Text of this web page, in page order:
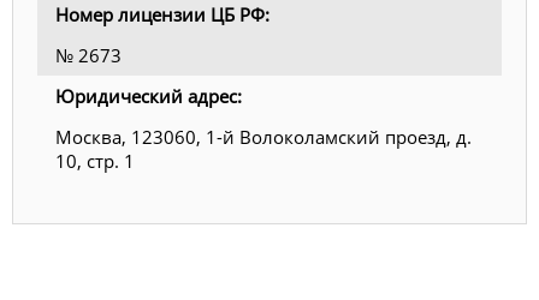
Номер лицензии ЦБ РФ:
№ 2673
Юридический адрес:
Москва, 123060, 1-й Волоколамский проезд, д.
10, стр. 1